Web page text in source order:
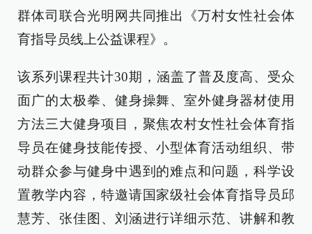
群体司联合光明网共同推出《万村女性社会体
育指导员线上公益课程》。
该系列课程共计30期，涵盖了普及度高、受众
面广的太极拳、健身操舞、室外健身器材使用
方法三大健身项目，聚焦农村女性社会体育指
导员在健身技能传授、小型体育活动组织、带
动群众参与健身中遇到的难点和问题，科学设
置教学内容，特邀请国家级社会体育指导员邱
慧芳、张佳图、刘涵进行详细示范、讲解和教